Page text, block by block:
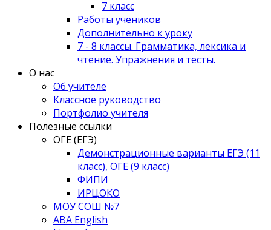
7 класс
Работы учеников
Дополнительно к уроку
7 - 8 классы. Грамматика, лексика и
чтение. Упражнения и тесты.
О нас
Об учителе
Классное руководство
Портфолио учителя
Полезные ссылки
ОГЕ (ЕГЭ)
Демонстрационные варианты ЕГЭ (11
класс), ОГЕ (9 класс)
ФИПИ
ИРЦОКО
МОУ СОШ №7
ABA English